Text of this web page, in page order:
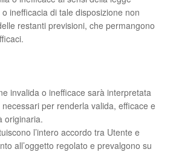
inefficacia di tale disposizione non
restanti previsioni, che permangono
invalida o inefficace sarà interpretata
per renderla valida, efficace e
originaria.
l’intero accordo tra Utente e
all’oggetto regolato e prevalgono su